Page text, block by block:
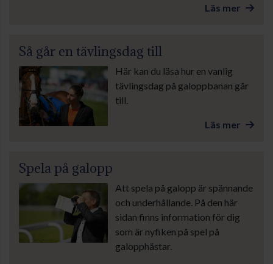
Läs mer
Så går en tävlingsdag till
Här kan du läsa hur en vanlig
tävlingsdag på galoppbanan går
till.
Läs mer
Spela på galopp
Att spela på galopp är spännande
och underhållande. På den här
sidan finns information för dig
som är nyfiken på spel på
galopphästar.